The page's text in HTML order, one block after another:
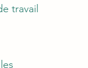
travail